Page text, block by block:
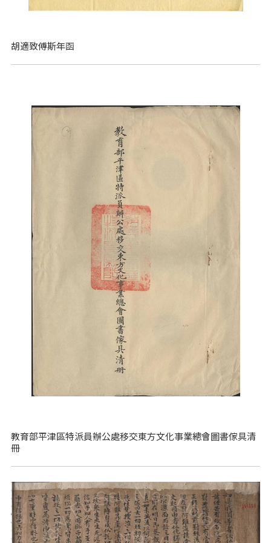
胡適致傅斯年函
教育部平津區特派員辦公處移交東方文化事業總會圖書傢具清
冊